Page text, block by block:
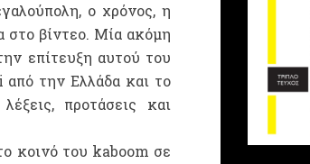
ο χρόνος, η
στο βίντεο. Μία ακόμη
επίτευξη αυτού του
την Ελλάδα και το
προτάσεις και
κοινό του kaboom σε